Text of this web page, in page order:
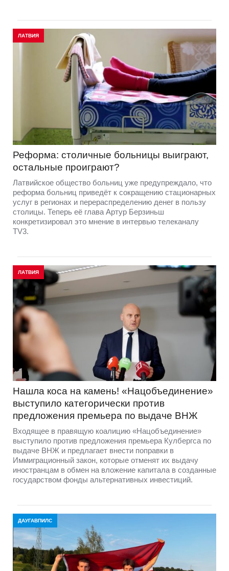
ЛАТВИЯ
Реформа: столичные больницы выиграют,
остальные проиграют?
Латвийское общество больниц уже предупреждало, что
реформа больниц приведёт к сокращению стационарных
услуг в регионах и перераспределению денег в пользу
столицы. Теперь её глава Артур Берзиньш
конкретизировал это мнение в интервью телеканалу
TV3.
ЛАТВИЯ
Нашла коса на камень! «Нацобъединение»
выступило категорически против
предложения премьера по выдаче ВНЖ
Входящее в правящую коалицию «Нацобъединение»
выступило против предложения премьера Кулбергса по
выдаче ВНЖ и предлагает внести поправки в
Иммиграционный закон, которые отменят их выдачу
иностранцам в обмен на вложение капитала в созданные
государством фонды альтернативных инвестиций.
ДАУГАВПИЛС